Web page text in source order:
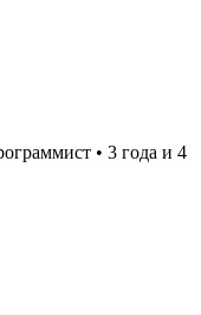
• 3 года и 4